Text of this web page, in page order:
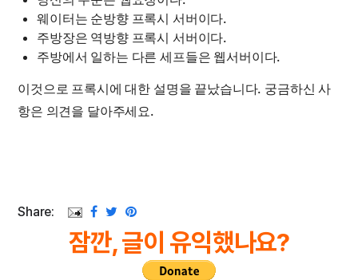
웨이터는 순방향 프록시 서버이다.
주방장은 역방향 프록시 서버이다.
주방에서 일하는 다른 세프들은 웹서버이다.
이것으로 프록시에 대한 설명을 끝났습니다. 궁금하신 사
항은 의견을 달아주세요.
Share:
잠깐, 글이 유익했나요?